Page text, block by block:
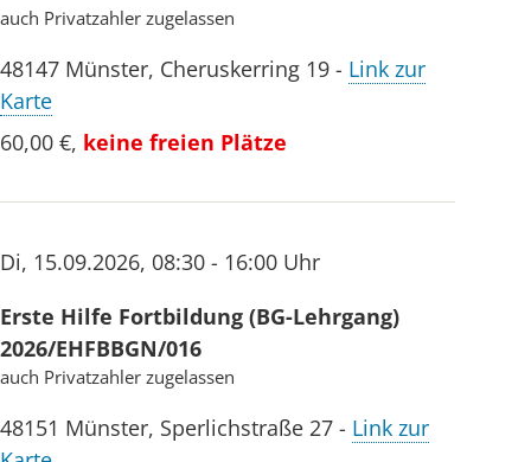
auch Privatzahler zugelassen
48147 Münster, Cheruskerring 19 - Link zur
Karte
60,00 €, keine freien Plätze
Di, 15.09.2026, 08:30 - 16:00 Uhr
Erste Hilfe Fortbildung (BG-Lehrgang)
2026/EHFBBGN/016
auch Privatzahler zugelassen
48151 Münster, Sperlichstraße 27 - Link zur